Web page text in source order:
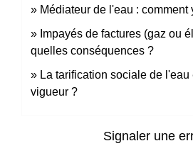
Médiateur de l'eau : comment
Impayés de factures (gaz ou
quelles conséquences ?
La tarification sociale de
vigueur ?
Signaler une